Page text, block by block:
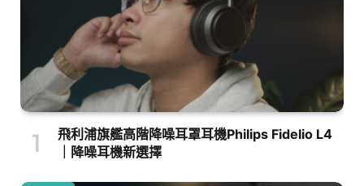
飛利浦旗艦高階降噪耳罩耳機Philips Fidelio L4
｜降噪耳機新選擇